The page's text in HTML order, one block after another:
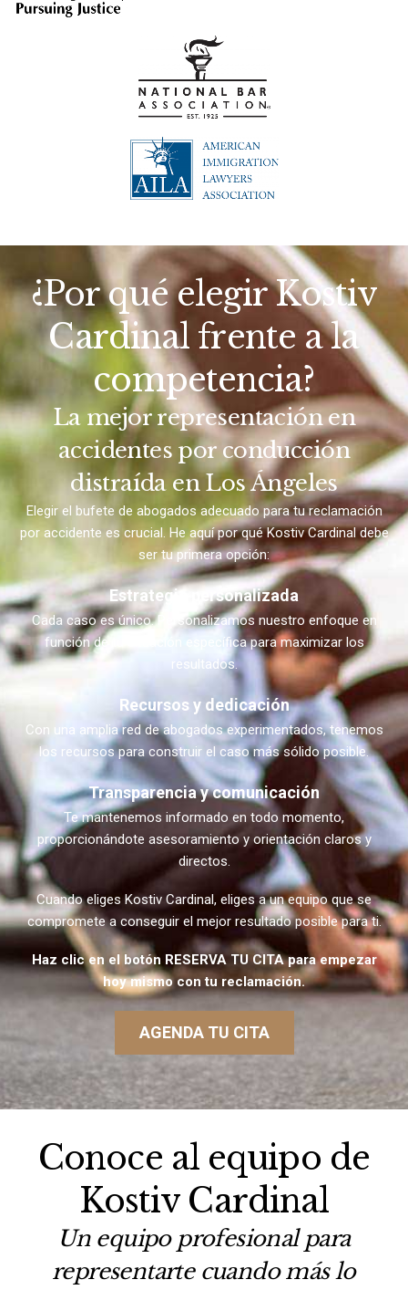
¿Por qué elegir Kostiv
Cardinal frente a la
competencia?
La mejor representación en
accidentes por conducción
distraída en Los Ángeles
Elegir el bufete de abogados adecuado para tu reclamación
por accidente es crucial. He aquí por qué Kostiv Cardinal debe
ser tu primera opción:
Estrategia personalizada
Cada caso es único. Personalizamos nuestro enfoque en
función de tu situación específica para maximizar los
resultados.
Recursos y dedicación
Con una amplia red de abogados experimentados, tenemos
los recursos para construir el caso más sólido posible.
Transparencia y comunicación
Te mantenemos informado en todo momento,
proporcionándote asesoramiento y orientación claros y
directos.
Cuando eliges Kostiv Cardinal, eliges a un equipo que se
compromete a conseguir el mejor resultado posible para ti.
Haz clic en el botón RESERVA TU CITA para empezar
hoy mismo con tu reclamación.
AGENDA TU CITA
Conoce al equipo de
Kostiv Cardinal
Un equipo profesional para
representarte cuando más lo